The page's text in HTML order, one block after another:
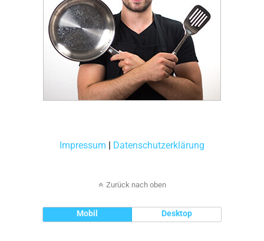
Impressum | Datenschutzerklärung
Zurück nach oben
Mobil Desktop